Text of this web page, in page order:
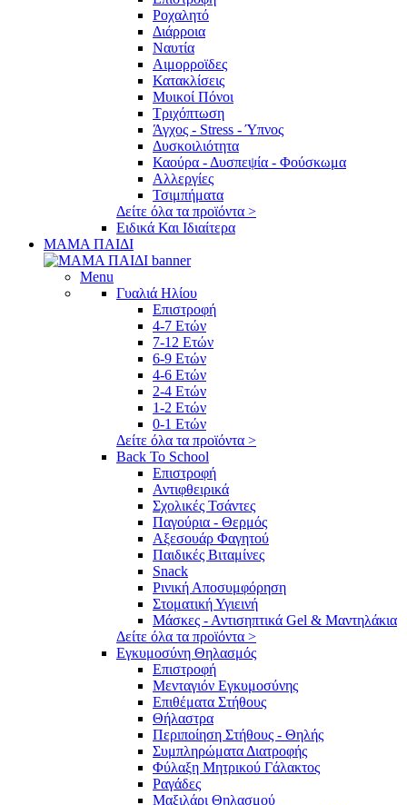
Ροχαλητό
Διάρροια
Ναυτία
Αιμορροϊδες
Κατακλίσεις
Μυικοί Πόνοι
Τριχόπτωση
Άγχος - Stress - Ύπνος
Δυσκοιλιότητα
Καούρα - Δυσπεψία - Φούσκωμα
Αλλεργίες
Τσιμπήματα
Δείτε όλα τα προϊόντα >
Ειδικά Και Ιδιαίτερα
ΜΑΜΑ ΠΑΙΔΙ
Menu
Γυαλιά Ηλίου
Επιστροφή
4-7 Ετών
7-12 Ετών
6-9 Ετών
4-6 Ετών
2-4 Ετών
1-2 Ετών
0-1 Ετών
Δείτε όλα τα προϊόντα >
Back To School
Επιστροφή
Αντιφθειρικά
Σχολικές Τσάντες
Παγούρια - Θερμός
Αξεσουάρ Φαγητού
Παιδικές Βιταμίνες
Snack
Ρινική Αποσυμφόρηση
Στοματική Υγιεινή
Μάσκες - Αντισηπτικά Gel & Μαντηλάκια
Δείτε όλα τα προϊόντα >
Εγκυμοσύνη Θηλασμός
Επιστροφή
Μενταγιόν Εγκυμοσύνης
Επιθέματα Στήθους
Θήλαστρα
Περιποίηση Στήθους - Θηλής
Συμπληρώματα Διατροφής
Φύλαξη Μητρικού Γάλακτος
Ραγάδες
Μαξιλάρι Θηλασμού